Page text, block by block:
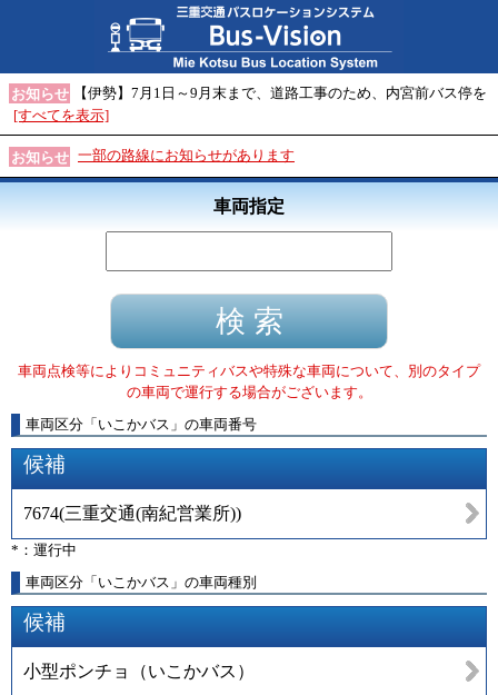
お知らせ
【伊勢】7月1日～9月末まで、道路工事のため、内宮前バス停を
[すべてを表示]
お知らせ 一部の路線にお知らせがあります
車両指定
車両点検等によりコミュニティバスや特殊な車両について、別のタイプ
の車両で運行する場合がございます。
車両区分 「 いこかバス 」 の車両番号
候補
7674(三重交通(南紀営業所))
*：運行中
車両区分「いこかバス」の車両種別
候補
小型ポンチョ（いこかバス）